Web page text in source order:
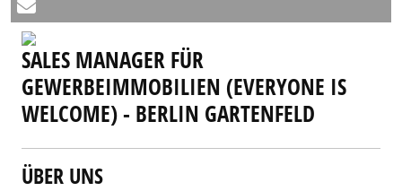
SALES MANAGER FÜR
GEWERBEIMMOBILIEN (EVERYONE IS
WELCOME) - BERLIN GARTENFELD
ÜBER UNS